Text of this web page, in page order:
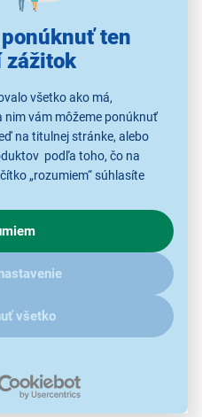
ten
zážitok
všetko ako má,
nim vám môžeme ponúknuť
na titulnej stránke, alebo
podľa toho, čo na
„rozumiem“ súhlasíte
cielených reklám.
ako u nás s cookies a
sem.
všetko
režim, detská poistka
ozvučenie
sa nemusíte trepať do
svojho domova
Tento prvotriedny
vás oslní nielen
aj sofistikovaným